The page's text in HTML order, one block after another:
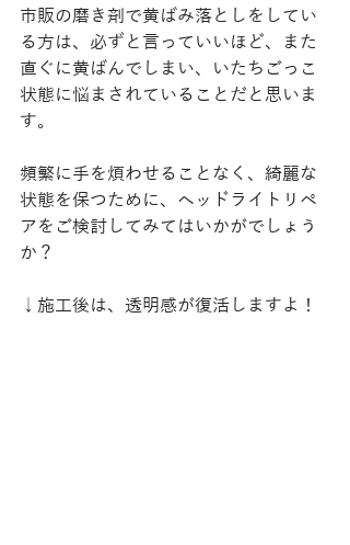
市販の磨き剤で黄ばみ落としをしてい
る方は、必ずと言っていいほど、また
直ぐに黄ばんでしまい、いたちごっこ
状態に悩まされていることだと思いま
す。
頻繁に手を煩わせることなく、綺麗な
状態を保つために、ヘッドライトリペ
アをご検討してみてはいかがでしょう
か？
↓施工後は、透明感が復活しますよ！